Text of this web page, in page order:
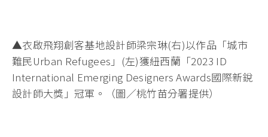
▲衣啟飛翔創客基地設計師梁宗琳(右)以作品「城市
難民Urban Refugees」(左)獲紐西蘭「2023 ID
International Emerging Designers Awards國際新銳
設計師大獎」冠軍。（圖／桃竹苗分署提供）